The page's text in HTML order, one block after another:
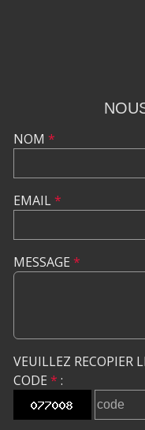
NOM *
EMAIL*
MESSAGE *
VEUILLEZ RECOPIER
CODE * :